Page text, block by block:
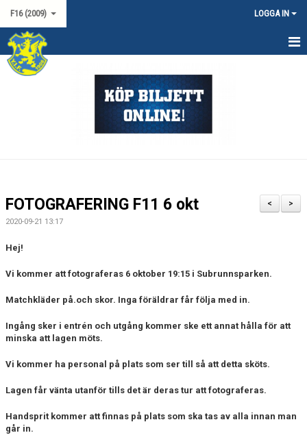
F16 (2009) LOGGA IN
HEM
DOKUMENT
KONTAKT
>
<
FOTOGRAFERING F11 6 okt
2020-09-21 13:17
Hej!
Vi kommer att fotograferas 6 oktober 19:15 i Subrunnsparken.
Matchkläder på.och skor. Inga föräldrar får följa med in.
Ingång sker i entrén och utgång kommer ske ett annat hålla för att
minska att lagen möts.
Vi kommer ha personal på plats som ser till så att detta sköts.
Lagen får vänta utanför tills det är deras tur att fotograferas.
Handsprit kommer att finnas på plats som ska tas av alla innan man
går in.